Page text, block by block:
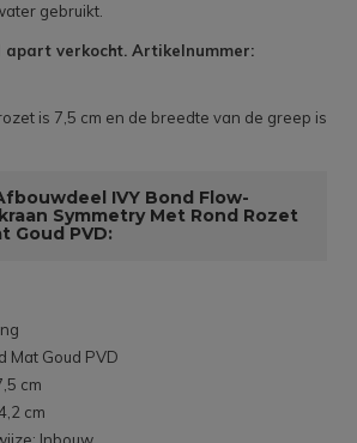
gebruikt.
apart verkocht. Artikelnummer:
is 7,5 cm en de breedte van de greep is
IVY Bond Flow-
Symmetry Met Rond Rozet
Goud PVD:
Mat Goud PVD
cm
cm